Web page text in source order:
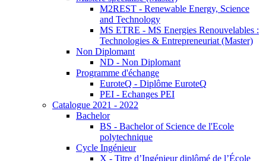
M2REST - Renewable Energy, Science
and Technology
MS ETRE - MS Energies Renouvelables :
Technologies & Entrepreneuriat (Master)
Non Diplomant
ND - Non Diplomant
Programme d'échange
EuroteQ - Diplôme EuroteQ
PEI - Echanges PEI
Catalogue 2021 - 2022
Bachelor
BS - Bachelor of Science de l'Ecole
polytechnique
Cycle Ingénieur
X - Titre d’Ingénieur diplômé de l’École